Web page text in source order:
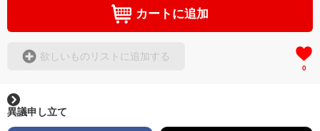
＜著者/小説:作詞:挿画作成＞
凛々風 猛-リリカゼタケル
▶︎刺すように燃えるような眼差しは
[第2作品: 通常版.小説のみ.]
カートに追加
欲しいものリストに追加する
0
異議申し立て